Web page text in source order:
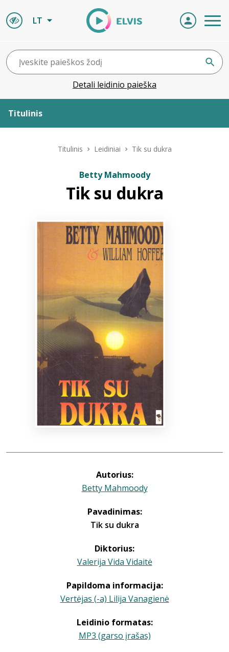
LT
Detali leidinio paieška
Titulinis
Naujienos
Bibliotekoms
+370 667 80 541
info@elvislab.lt
Titulinis Leidiniai Tik su dukra
Betty Mahmoody
Tik su dukra
Autorius:
Betty Mahmoody
Pavadinimas:
Tik su dukra
Diktorius:
Valerija Vida Vidaitė
Papildoma informacija:
Vertėjas (-a) Lilija Vanagienė
Leidinio formatas:
MP3 (garso įrašas)